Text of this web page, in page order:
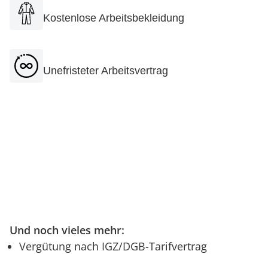
Kostenlose Arbeitsbekleidung
Unefristeter Arbeitsvertrag
Und noch vieles mehr:
Vergütung nach IGZ/DGB-Tarifvertrag